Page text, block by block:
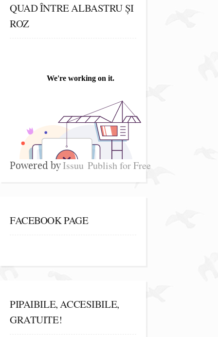
QUAD ÎNTRE ALBASTRU ȘI
ROZ
Powered byIssuu Publish for Free
FACEBOOK PAGE
PIPAIBILE, ACCESIBILE,
GRATUITE!